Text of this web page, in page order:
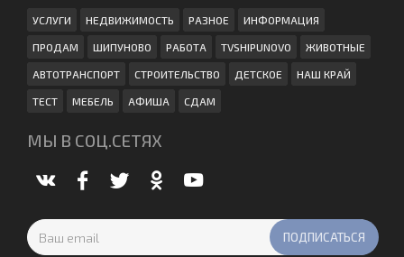
УСЛУГИ НЕДВИЖИМОСТЬ РАЗНОЕ ИНФОРМАЦИЯ
ПРОДАМ ШИПУНОВО РАБОТА TVSHIPUNOVO ЖИВОТНЫЕ
АВТОТРАНСПОРТ СТРОИТЕЛЬСТВО ДЕТСКОЕ НАШ КРАЙ
ТЕСТ МЕБЕЛЬ АФИША СДАМ
МЫ В СОЦ.СЕТЯХ